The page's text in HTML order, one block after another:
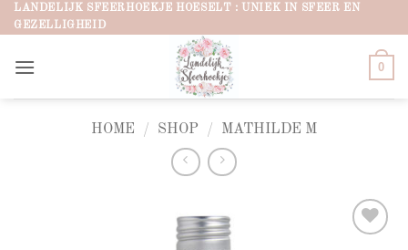
Ga
naar
LANDELIJK SFEERHOEKJE HOESELT : UNIEK IN SFEER EN
GEZELLIGHEID
0
HOME / SHOP / MATHILDE M